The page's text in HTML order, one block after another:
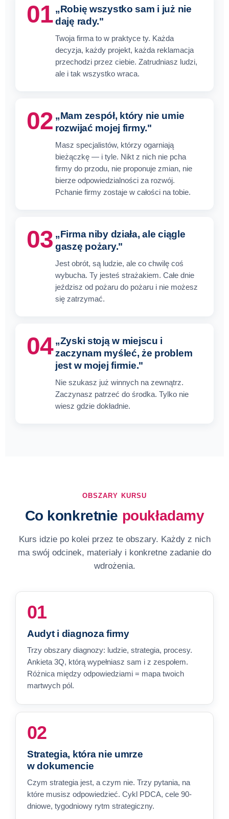
01 „Robię wszystko sam i już nie
daję rady."
Twoja firma to w praktyce ty. Każda
decyzja, każdy projekt, każda reklamacja
przechodzi przez ciebie. Zatrudniasz ludzi,
ale i tak wszystko wraca.
02 „Mam zespół, który nie umie
rozwijać mojej firmy."
Masz specjalistów, którzy ogarniają
bieżączkę — i tyle. Nikt z nich nie pcha
firmy do przodu, nie proponuje zmian, nie
bierze odpowiedzialności za rozwój.
Pchanie firmy zostaje w całości na tobie.
03 „Firma niby działa, ale ciągle
gaszę pożary."
Jest obrót, są ludzie, ale co chwilę coś
wybucha. Ty jesteś strażakiem. Całe dnie
jeździsz od pożaru do pożaru i nie możesz
się zatrzymać.
04 „Zyski stoją w miejscu i
zaczynam myśleć, że problem
jest w mojej firmie."
Nie szukasz już winnych na zewnątrz.
Zaczynasz patrzeć do środka. Tylko nie
wiesz gdzie dokładnie.
OBSZARY KURSU
Co konkretnie poukładamy
Kurs idzie po kolei przez te obszary. Każdy z nich
ma swój odcinek, materiały i konkretne zadanie do
wdrożenia.
01
Audyt i diagnoza firmy
Trzy obszary diagnozy: ludzie, strategia, procesy.
Ankieta 3Q, którą wypełniasz sam i z zespołem.
Różnica między odpowiedziami = mapa twoich
martwych pól.
02
Strategia, która nie umrze
w dokumencie
Czym strategia jest, a czym nie. Trzy pytania, na
które musisz odpowiedzieć. Cykl PDCA, cele 90-
dniowe, tygodniowy rytm strategiczny.